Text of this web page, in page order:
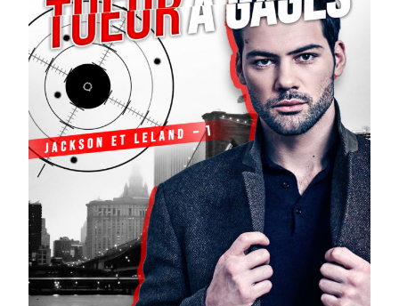
EST
(
JACKSON
ET
LELAND
#1)
DE
ALICE
WINTERS